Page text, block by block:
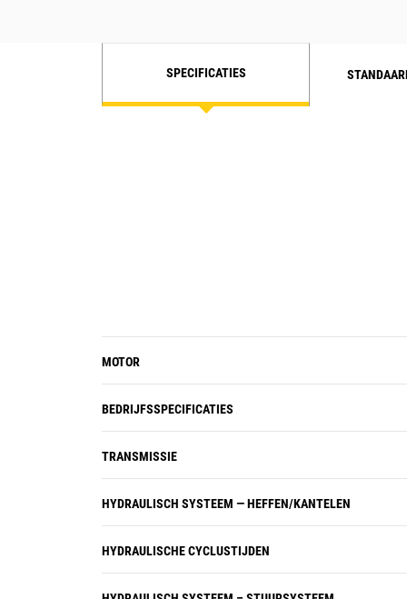
SPECIFICATIES
MOTOR
BEDRIJFSSPECIFICATIES
TRANSMISSIE
HYDRAULISCH SYSTEEM — HEFFEN/KANTELEN
HYDRAULISCHE CYCLUSTIJDEN